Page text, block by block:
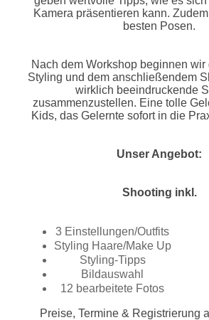
Kamera präsentieren kann.
besten Posen.
Nach dem Workshop beginnen wir
Styling und dem anschließendem
wirklich beeindruckende
zusammenzustellen. Eine tolle
Kids, das Gelernte sofort in die
Unser Angebot:
Shooting inkl.
3 Einstellungen/Outfits
Styling Haare/Make Up
Styling-Tipps
Bildauswahl
12 bearbeitete Fotos
Preise, Termine & Registrierung